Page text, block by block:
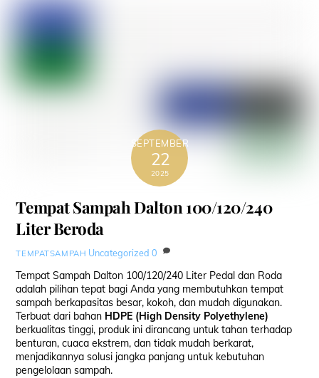
SEPTEMBER
22
2025
Tempat Sampah Dalton 100/120/240
Liter Beroda
TEMPATSAMPAH Uncategorized 0
Tempat Sampah Dalton 100/120/240 Liter Pedal dan Roda
adalah pilihan tepat bagi Anda yang membutuhkan tempat
sampah berkapasitas besar, kokoh, dan mudah digunakan.
Terbuat dari bahan HDPE (High Density Polyethylene)
berkualitas tinggi, produk ini dirancang untuk tahan terhadap
benturan, cuaca ekstrem, dan tidak mudah berkarat,
menjadikannya solusi jangka panjang untuk kebutuhan
pengelolaan sampah.